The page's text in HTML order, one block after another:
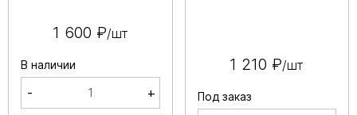
1 600 ₽/шт
В наличии
- +
1 210 ₽/шт
Под заказ